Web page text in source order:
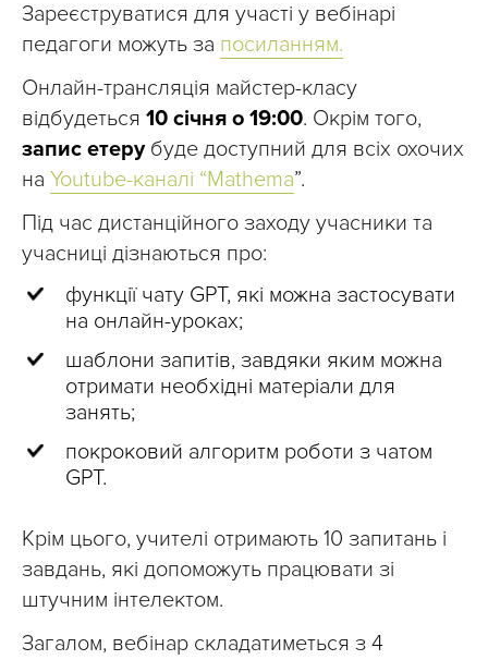
Зареєструватися для участі у вебінарі
педагоги можуть за посиланням.
Онлайн-трансляція майстер-класу
відбудеться 10 січня о 19:00. Окрім того,
запис етеру буде доступний для всіх охочих
на Youtube-каналі “Mathema”.
Під час дистанційного заходу учасники та
учасниці дізнаються про:
функції чату GPT, які можна застосувати
на онлайн-уроках;
шаблони запитів, завдяки яким можна
отримати необхідні матеріали для
занять;
покроковий алгоритм роботи з чатом
GPT.
Крім цього, учителі отримають 10 запитань і
завдань, які допоможуть працювати зі
штучним інтелектом.
Загалом, вебінар складатиметься з 4